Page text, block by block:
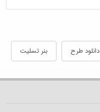
دانلود طرح بنر تسلیت